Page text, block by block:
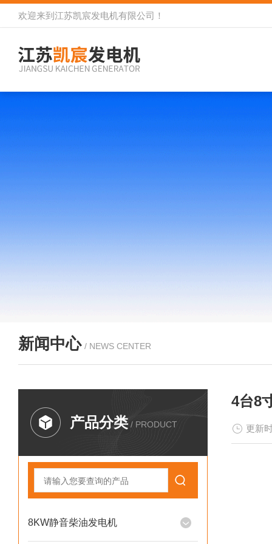
欢迎来到 江苏凯宸发电机有限公司 ！
新闻中心 / NEWS CENTER
产品分类 / PRODUCT
8KW静音柴油发电机
4台8
更新